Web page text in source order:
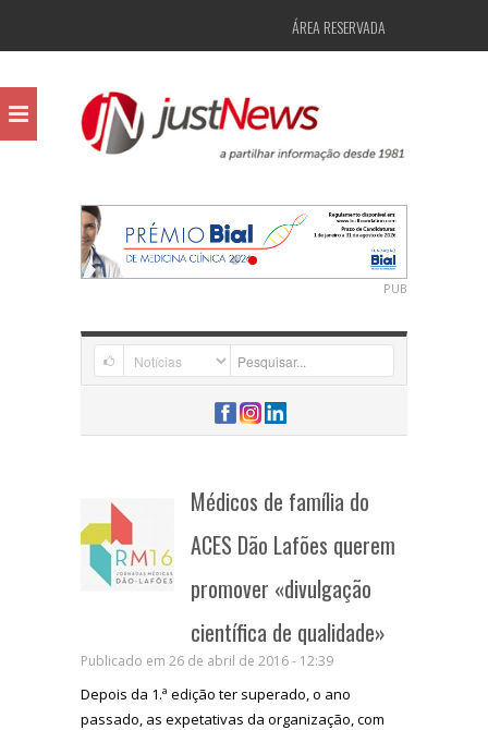
ÁREA RESERVADA
PUB
Médicos de família do
ACES Dão Lafões querem
promover «divulgação
científica de qualidade»
Publicado em 26 de abril de 2016 - 12:39
Depois da 1.ª edição ter superado, o ano
passado, as expetativas da organização, com